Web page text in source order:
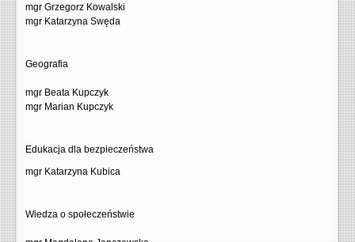
mgr Grzegorz Kowalski
mgr Katarzyna Swęda
Geografia
mgr Beata Kupczyk
mgr Marian Kupczyk
Edukacja dla bezpieczeństwa
mgr Katarzyna Kubica
Wiedza o społeczeństwie